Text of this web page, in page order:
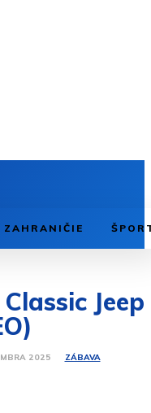
ZAHRANIČIE
Jeep
2025 ZÁBAVA